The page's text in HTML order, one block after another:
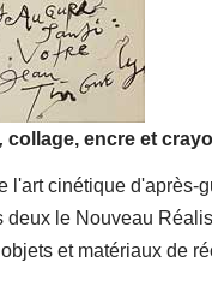
collage, encre et
l'art cinétique d'après-
le Nouveau
et matériaux de